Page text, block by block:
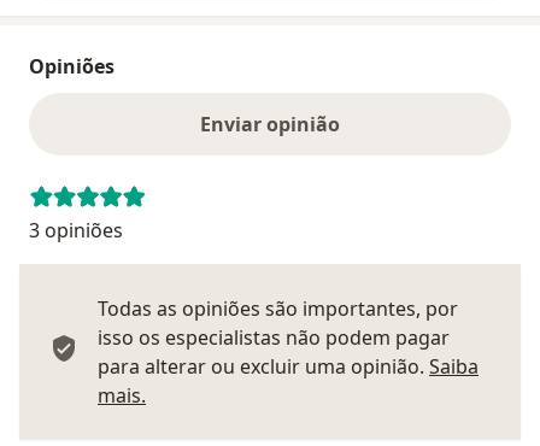
Opiniões
Enviar opinião
3 opiniões
Todas as opiniões são importantes, por
isso os especialistas não podem pagar
para alterar ou excluir uma opinião. Saiba
mais.